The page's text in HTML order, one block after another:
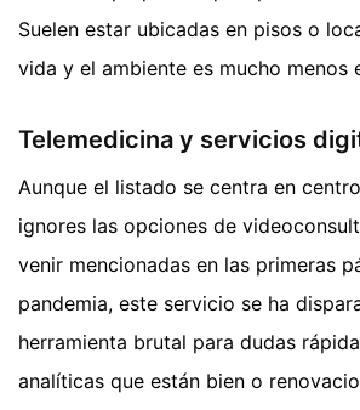
Suelen estar ubicadas en pisos o
vida y el ambiente es mucho menos
Telemedicina y servicios
Aunque el listado se centra en
ignores las opciones de
venir mencionadas en las primeras
pandemia, este servicio se ha
herramienta brutal para dudas
analíticas que están bien o